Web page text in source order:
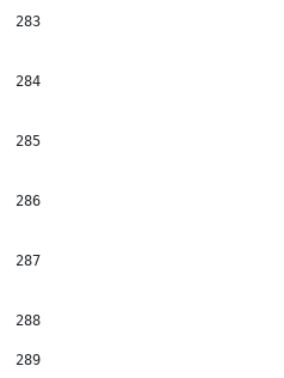
283
284
285
286
287
288
289